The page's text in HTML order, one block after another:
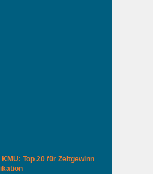
Top 20 für Zeitgewinn